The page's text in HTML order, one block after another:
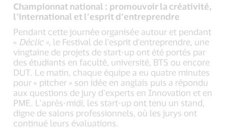
Championnat national : promouvoir la créativité,
l’international et l’esprit d’entreprendre
Pendant cette journée organisée autour et pendant
« Déclic », le Festival de l'esprit d'entreprendre, une
vingtaine de projets de start-up ont été portés par
des étudiants en faculté, université, BTS ou encore
DUT. Le matin, chaque équipe a eu quatre minutes
pour « pitcher » son idée en anglais puis a répondu
aux questions de jury d’experts en Innovation et en
PME. L’après-midi, les start-up ont tenu un stand,
digne de salons professionnels, où les jurys ont
continué leurs évaluations.